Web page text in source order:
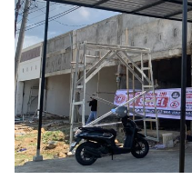
content